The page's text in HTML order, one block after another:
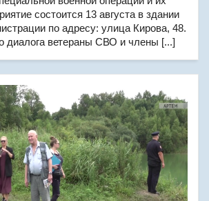
состоится 13 августа в здании
по адресу: улица Кирова, 48.
диалога ветераны СВО и члены [...]